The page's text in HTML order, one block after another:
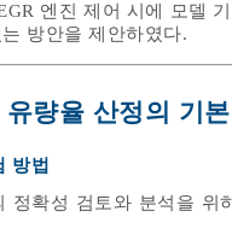
엔진 제어 시에 모델
방안을 제안하였다.
량율 산정의 기
방법
정확성 검토와 분석을